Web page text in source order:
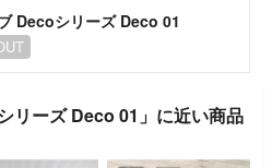
Decoシリーズ Deco 01
リーズ Deco 01」に近い商品